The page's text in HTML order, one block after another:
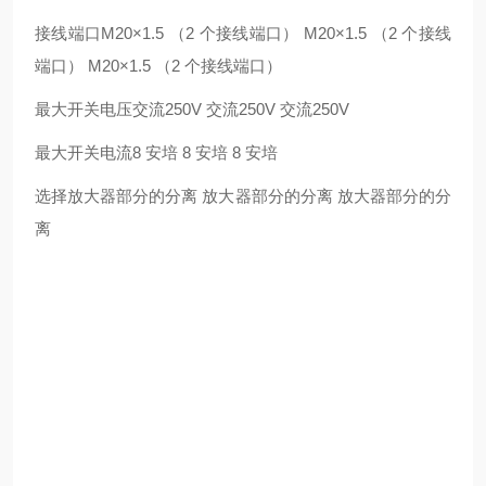
接线端口M20×1.5 （2 个接线端口） M20×1.5 （2 个接线
端口） M20×1.5 （2 个接线端口）
最大开关电压交流250V 交流250V 交流250V
最大开关电流8 安培 8 安培 8 安培
选择放大器部分的分离 放大器部分的分离 放大器部分的分
离